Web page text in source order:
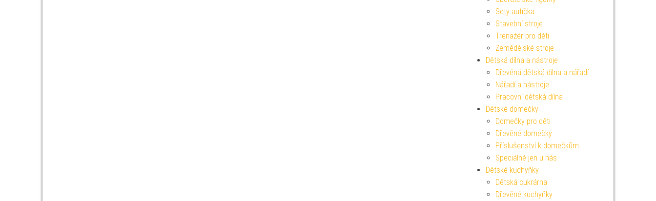
Sety autíčka
Stavební stroje
Trenažér pro děti
Zemědělské stroje
Dětská dílna a nástroje
Dřevěná dětská dílna a nářadí
Nářadí a nástroje
Pracovní dětská dílna
Dětské domečky
Domečky pro děti
Dřevěné domečky
Příslušenství k domečkům
Speciálně jen u nás
Dětské kuchyňky
Dětská cukrárna
Dřevěné kuchyňky